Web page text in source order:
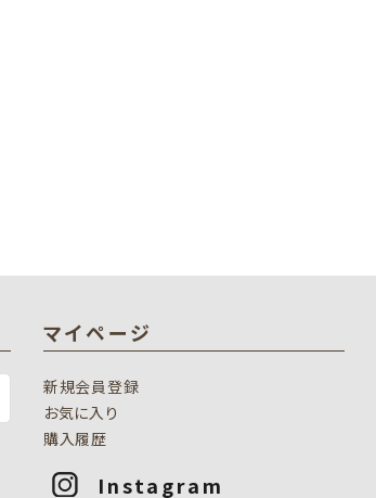
マイページ
新規会員登録
お気に入り
購入履歴
Instagram